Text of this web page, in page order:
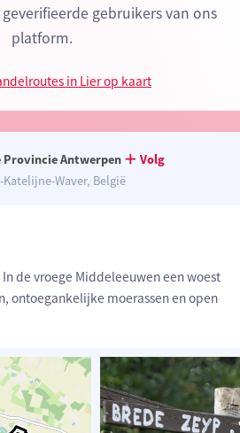
gebruikers van ons
platform.
in Lier op kaart
Provincie Antwerpen
Volg
Katelijne-Waver, België
de vroege Middeleeuwen een woest
ontoegankelijke moerassen en open